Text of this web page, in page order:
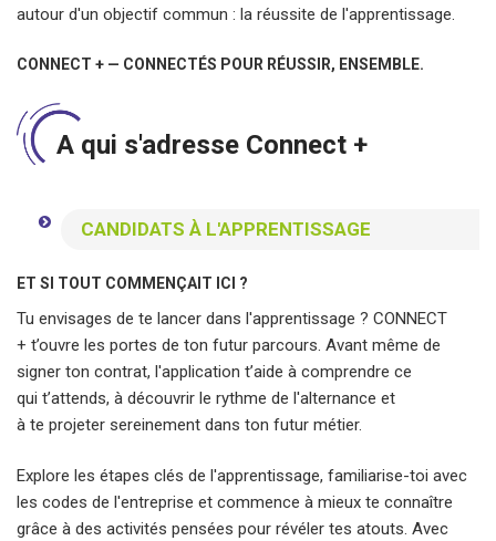
autour d'un objectif commun : la réussite de l'apprentissage.
CONNECT + — CONNECTÉS POUR RÉUSSIR, ENSEMBLE.
A qui s'adresse Connect +
CANDIDATS À L'APPRENTISSAGE
ET SI TOUT COMMENÇAIT ICI ?
Tu envisages de te lancer dans l'apprentissage ? CONNECT
+ t’ouvre les portes de ton futur parcours. Avant même de
signer ton contrat, l'application t’aide à comprendre ce
qui t’attends, à découvrir le rythme de l'alternance et
à te projeter sereinement dans ton futur métier.
Explore les étapes clés de l'apprentissage, familiarise-toi avec
les codes de l'entreprise et commence à mieux te connaître
grâce à des activités pensées pour révéler tes atouts. Avec